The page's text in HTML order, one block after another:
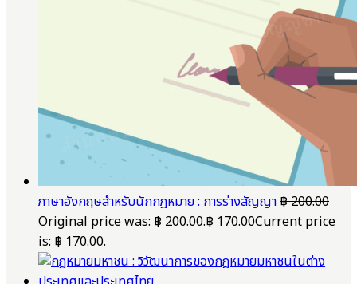
ภาษาอังกฤษสำหรับนักกฎหมาย : การร่างสัญญา฿200.00
Original price was: ฿ 200.00.฿170.00Current price
is: ฿ 170.00.